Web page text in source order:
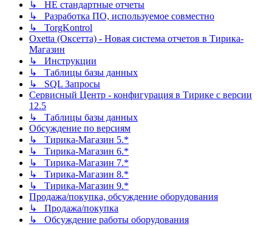
↳ НЕ стандартные отчеты
↳ Разработка ПО, используемое совместно
↳ TorgKontrol
Oxetta (Оксетта) - Новая система отчетов в Тирика-
Магазин
↳ Инструкции
↳ Таблицы базы данных
↳ SQL Запросы
Сервисный Центр - конфигурация в Тирике с версии
12.5
↳ Таблицы базы данных
Обсуждение по версиям
↳ Тирика-Магазин 5.*
↳ Тирика-Магазин 6.*
↳ Тирика-Магазин 7.*
↳ Тирика-Магазин 8.*
↳ Тирика-Магазин 9.*
Продажа/покупка, обсуждение оборудования
↳ Продажа/покупка
↳ Обсуждение работы оборудования